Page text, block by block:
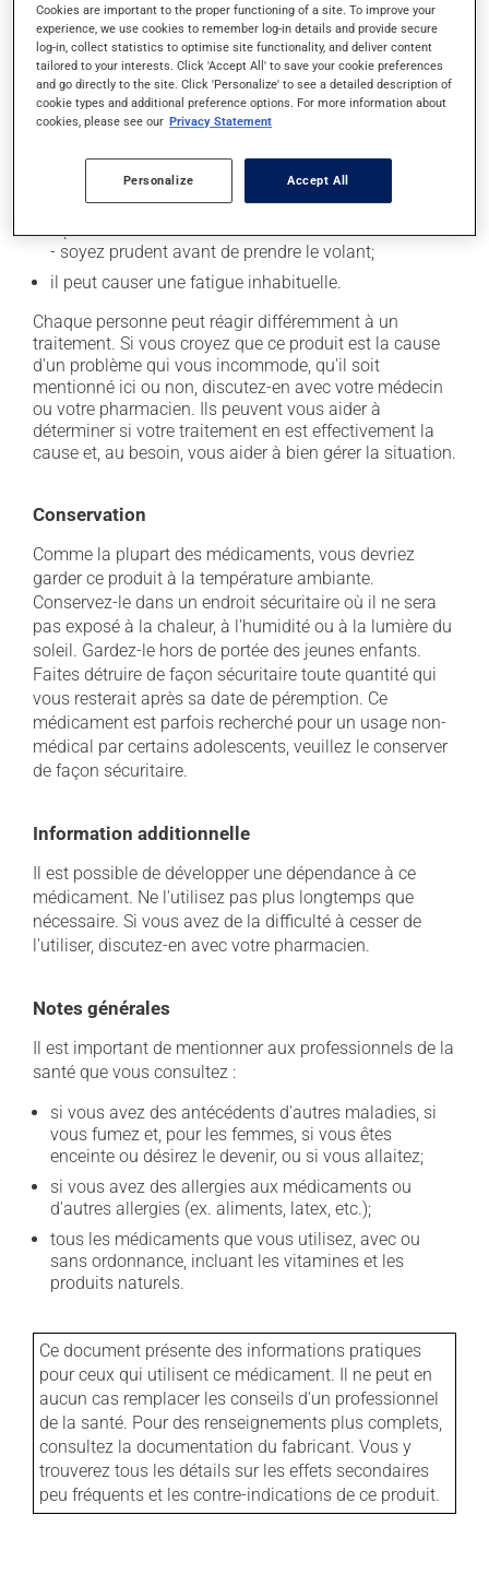
Effets indésirables
En plus de ses effets recherchés, ce produit peut à
l'occasion entraîner certains effets indésirables (effets
secondaires), notamment :
il peut causer des maux de tête;
il peut causer des étourdissements ou vous endormir
- soyez prudent avant de prendre le volant;
il peut causer une fatigue inhabituelle.
Chaque personne peut réagir différemment à un
traitement. Si vous croyez que ce produit est la cause
d'un problème qui vous incommode, qu'il soit
mentionné ici ou non, discutez-en avec votre médecin
ou votre pharmacien. Ils peuvent vous aider à
déterminer si votre traitement en est effectivement la
cause et, au besoin, vous aider à bien gérer la situation.
Conservation
Comme la plupart des médicaments, vous devriez
garder ce produit à la température ambiante.
Conservez-le dans un endroit sécuritaire où il ne sera
pas exposé à la chaleur, à l'humidité ou à la lumière du
soleil. Gardez-le hors de portée des jeunes enfants.
Faites détruire de façon sécuritaire toute quantité qui
vous resterait après sa date de péremption. Ce
médicament est parfois recherché pour un usage non-
médical par certains adolescents, veuillez le conserver
de façon sécuritaire.
Information additionnelle
Il est possible de développer une dépendance à ce
médicament. Ne l'utilisez pas plus longtemps que
nécessaire. Si vous avez de la difficulté à cesser de
l'utiliser, discutez-en avec votre pharmacien.
Notes générales
Il est important de mentionner aux professionnels de la
santé que vous consultez :
si vous avez des antécédents d'autres maladies, si
vous fumez et, pour les femmes, si vous êtes
enceinte ou désirez le devenir, ou si vous allaitez;
si vous avez des allergies aux médicaments ou
d'autres allergies (ex. aliments, latex, etc.);
tous les médicaments que vous utilisez, avec ou
sans ordonnance, incluant les vitamines et les
produits naturels.
Ce document présente des informations pratiques
pour ceux qui utilisent ce médicament. Il ne peut en
aucun cas remplacer les conseils d'un professionnel
de la santé. Pour des renseignements plus complets,
consultez la documentation du fabricant. Vous y
trouverez tous les détails sur les effets secondaires
peu fréquents et les contre-indications de ce produit.
Cookies are important to the proper functioning of a site. To improve your
experience, we use cookies to remember log-in details and provide secure
log-in, collect statistics to optimise site functionality, and deliver content
tailored to your interests. Click 'Accept All' to save your cookie preferences
and go directly to the site. Click 'Personalize' to see a detailed description of
cookie types and additional preference options. For more information about
cookies, please see our Privacy Statement
Personalize Accept All